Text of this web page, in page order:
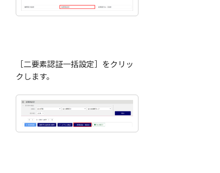
［二要素認証一括設定］をクリッ
クします。